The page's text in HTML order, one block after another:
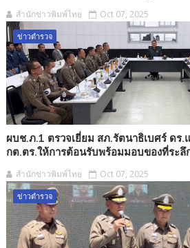
สำนักข่าวพิมพ์ไทย Oct 07, 2025
ข่าวตำรวจ
ผบช.ภ.1 ตรวจเยี่ยม สภ.รัตนาธิเบศร์ ดร
กต.ตร.ให้การต้อนรับพร้อมมอบของที่ระลึ
สำนักข่าวพิมพ์ไทย Oct 07, 2025
ข่าวตำรวจ